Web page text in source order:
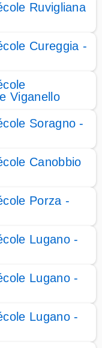
Ruvigliana
Cureggia -
Viganello
Soragno -
Canobbio
Porza -
Lugano -
Lugano -
Lugano -